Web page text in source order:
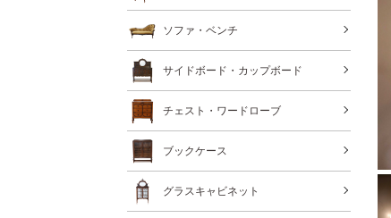
ソファ・ベンチ
サイドボード・カップボード
チェスト・ワードローブ
ブックケース
グラスキャビネット